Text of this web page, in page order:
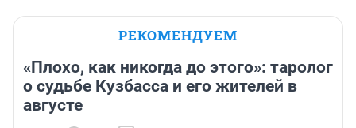
РЕКОМЕНДУЕМ
«Плохо, как никогда до этого»: таролог
о судьбе Кузбасса и его жителей в
августе